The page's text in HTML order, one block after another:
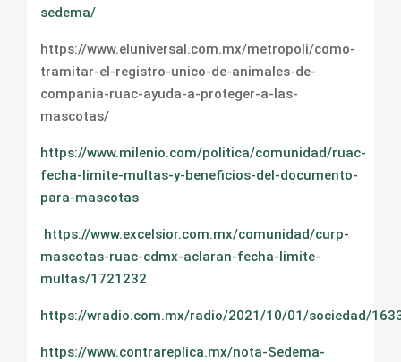
sedema/
https://www.eluniversal.com.mx/metropoli/como-
tramitar-el-registro-unico-de-animales-de-
compania-ruac-ayuda-a-proteger-a-las-
mascotas/
https://www.milenio.com/politica/comunidad/ruac-
fecha-limite-multas-y-beneficios-del-documento-
para-mascotas
https://www.excelsior.com.mx/comunidad/curp-
mascotas-ruac-cdmx-aclaran-fecha-limite-
multas/1721232
https://wradio.com.mx/radio/2021/10/01/sociedad/
https://www.contrareplica.mx/nota-Sedema-